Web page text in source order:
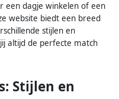
een dagje winkelen of een
website biedt een breed
stijlen en
altijd de perfecte match
Stijlen en